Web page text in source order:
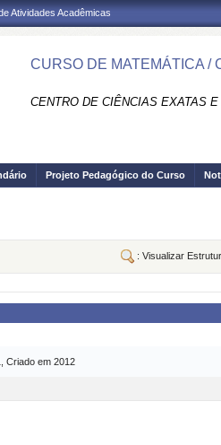
Atividades Acadêmicas
CURSO DE MATEMÁTICA /
CENTRO DE CIÊNCIAS EXATAS
Projeto Pedagógico do Curso
: Visualizar
Criado em 2012